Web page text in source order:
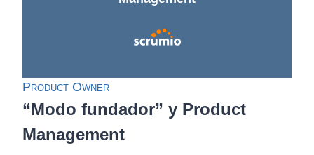
Product Owner
“Modo fundador” y Product
Management